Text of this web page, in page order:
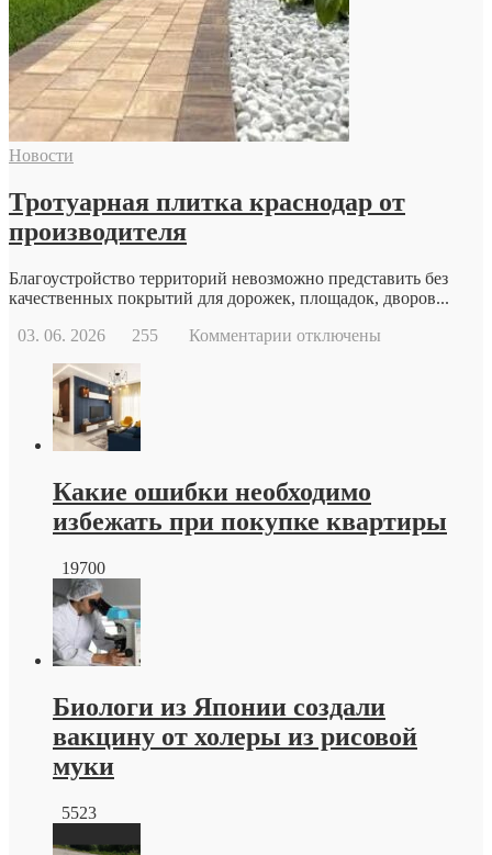
к
репродуктологу:
основные
причины
и
возможности
современной
Новости
Тротуарная плитка краснодар от
производителя
Благоустройство территорий невозможно представить без
качественных покрытий для дорожек, площадок, дворов...
03. 06. 2026
255 Комментарии котключены
Какие ошибки необходимо
избежать при покупке квартиры
19700
Биологи из Японии создали
вакцину от холеры из рисовой
муки
5523